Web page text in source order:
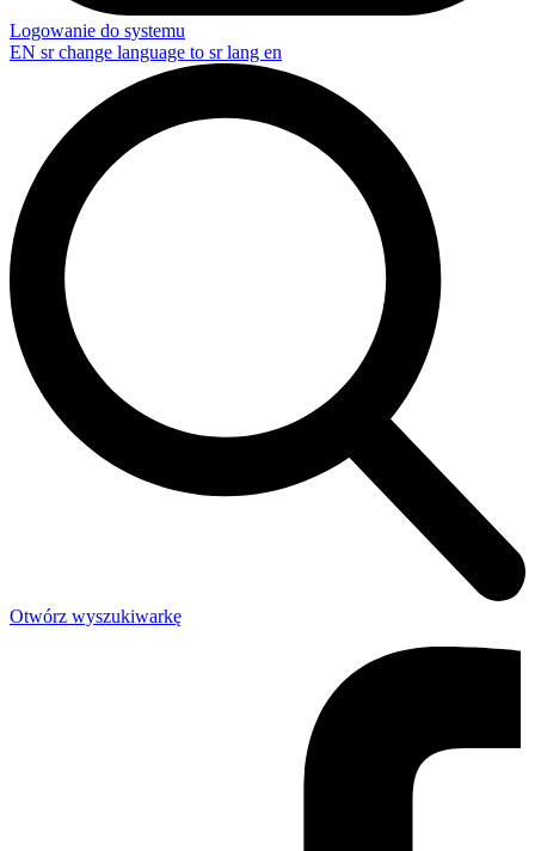
Logowanie do systemu
EN sr change language to sr lang en
Otwórz wyszukiwarkę